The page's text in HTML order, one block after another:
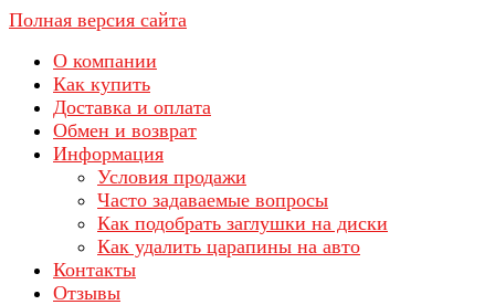
Полная версия сайта
О компании
Как купить
Доставка и оплата
Обмен и возврат
Информация
Условия продажи
Часто задаваемые вопросы
Как подобрать заглушки на диски
Как удалить царапины на авто
Контакты
Отзывы